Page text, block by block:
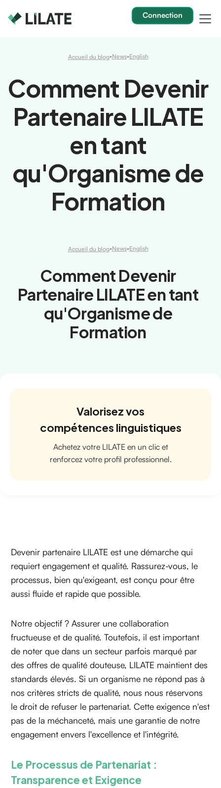
Connection
Accueil du blog•News•English
Comment Devenir
Partenaire LILATE
en tant
qu'Organisme de
Formation
Accueil du blog•News•English
Comment Devenir
Partenaire LILATE en tant
qu'Organisme de
Formation
Valorisez vos
compétences linguistiques
Achetez votre LILATE en un clic et
renforcez votre profil professionnel.
Devenir partenaire LILATE est une démarche qui
requiert engagement et qualité. Rassurez-vous, le
processus, bien qu'exigeant, est conçu pour être
aussi fluide et rapide que possible.
Notre objectif ? Assurer une collaboration
fructueuse et de qualité. Toutefois, il est important
de noter que dans un secteur parfois marqué par
des offres de qualité douteuse, LILATE maintient des
standards élevés. Si un organisme ne répond pas à
nos critères stricts de qualité, nous nous réservons
le droit de refuser le partenariat. Cette exigence n'est
pas de la méchanceté, mais une garantie de notre
engagement envers l'excellence et l'intégrité.
Le Processus de Partenariat :
Transparence et Exigence